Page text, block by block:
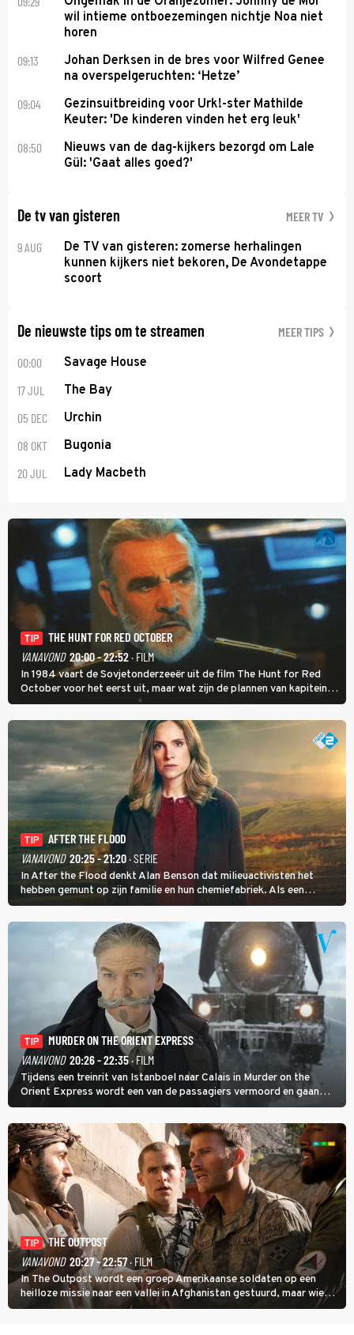
wil intieme ontboezemingen nichtje Noa niet
horen
09:13
Johan Derksen in de bres voor Wilfred Genee
na overspelgeruchten: ‘Hetze’
09:04
Gezinsuitbreiding voor Urk!-ster Mathilde
Keuter: 'De kinderen vinden het erg leuk'
08:50
Nieuws van de dag-kijkers bezorgd om Lale
Gül: 'Gaat alles goed?'
De tv van gisteren MEER TV
9 AUG
De TV van gisteren: zomerse herhalingen
kunnen kijkers niet bekoren, De Avondetappe
scoort
De nieuwste tips om te streamen MEER TIPS
00:00 Savage House
17 JUL The Bay
05 DEC Urchin
08 OKT Bugonia
20 JUL Lady Macbeth
TIP
THE HUNT FOR RED OCTOBER
VANAVOND 20:00 - 22:52· FILM
In 1984 vaart de Sovjetonderzeeër uit de film The Hunt for Red
October voor het eerst uit, maar wat zijn de plannen van kapitein
Marko Ramius?
TIP
AFTER THE FLOOD
VANAVOND 20:25 - 21:20· SERIE
In After the Flood denkt Alan Benson dat milieuactivisten het
hebben gemunt op zijn familie en hun chemiefabriek. Als een
brandende boodschap in het veen de boel op scherp zet, besluit
Jo Marshall de jonge Finn Allen aan de tand te voelen.
TIP
MURDER ON THE ORIENT EXPRESS
VANAVOND 20:26 - 22:35· FILM
Tijdens een treinrit van Istanboel naar Calais in Murder on the
Orient Express wordt een van de passagiers vermoord en gaan
detective Hercule Poirot en zijn snor uitzoeken wie van de andere
treinreizigers de dader is.
TIP
THE OUTPOST
VANAVOND 20:27 - 22:57· FILM
In The Outpost wordt een groep Amerikaanse soldaten op een
heilloze missie naar een vallei in Afghanistan gestuurd, maar wie
overleeft daar een aanval?